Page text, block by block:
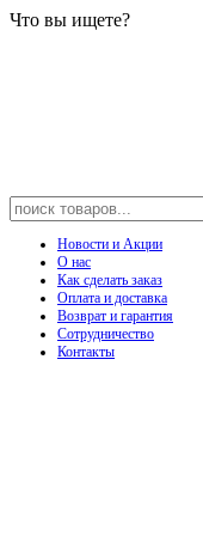
Что вы ищете?
Новости и Акции
О нас
Как сделать заказ
Оплата и доставка
Возврат и гарантия
Сотрудничество
Контакты